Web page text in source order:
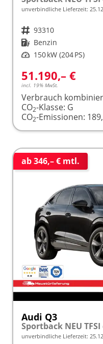
unverbindliche Lieferzeit:
Fahrzeugnr. 93310
Kraftstoff Benzin
Leistung 150 kW (204 PS)
51.190,– €
incl. 19% MwSt.
Verbrauch
CO2-Klasse: G
CO2-Emissionen:
ab 346,– € mtl.
Audi Q3
unverbindliche Lieferzeit: